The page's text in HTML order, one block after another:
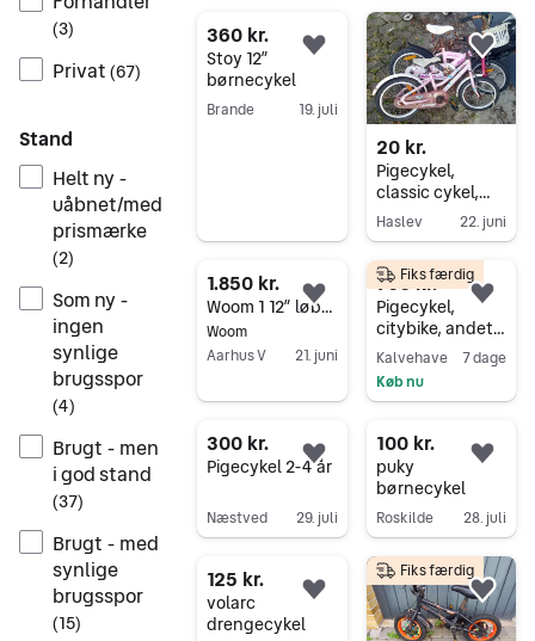
(3)
Privat (67)
Stand
Helt ny -
uåbnet/med
prismærke
(2)
Som ny -
ingen
synlige
brugsspor
(4)
Brugt - men
i god stand
(37)
Brugt - med
synlige
brugsspor
(15)
360 kr.
Stoy 12”
børnecykel
Brande 19. juli
Føj til favoritter.
20 kr.
Pigecykel,
classic cykel,
Everton
Haslev 22. juni
Føj
Gå til annoncen
1.850 kr.
Woom 1 12” løbecykel – grøn – letvægt – fin stand
Woom
Aarhus V
21. juni
Føj til favoritter.
700 kr.
Pigecykel,
citybike, andet
mærke
Kalvehave
7 dage
Køb nu
Fiks færdig
300 kr.
Pigecykel 2-4 år
Næstved 29. juli
Føj til favoritter.
100 kr.
puky
børnecykel
Roskilde 28. juli
Gå til annoncen
125 kr.
volarc
drengecykel
Føj til favoritter.
Fiks færdig
Føj